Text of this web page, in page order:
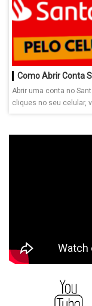
Como Abrir Conta
Abrir uma conta no
cliques no seu celular,